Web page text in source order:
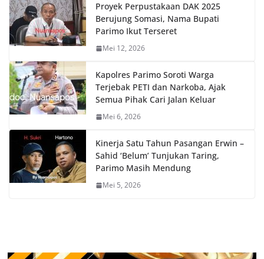
Proyek Perpustakaan DAK 2025
Berujung Somasi, Nama Bupati
Parimo Ikut Terseret
Mei 12, 2026
Kapolres Parimo Soroti Warga
Terjebak PETI dan Narkoba, Ajak
Semua Pihak Cari Jalan Keluar
Mei 6, 2026
Kinerja Satu Tahun Pasangan Erwin –
Sahid ‘Belum’ Tunjukan Taring,
Parimo Masih Mendung
Mei 5, 2026